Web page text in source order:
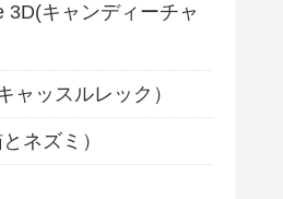
3D(キャンディーチャ
ャッスルレック）
ネズミ）